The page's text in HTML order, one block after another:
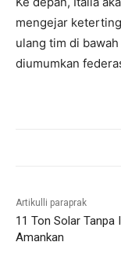
mengejar
ulang tim di
diumumkan
Artikulli paraprak
11 Ton Solar Tanpa
Amankan